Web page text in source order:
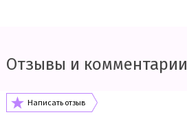
Отзывы и комментарии
Написать отзыв